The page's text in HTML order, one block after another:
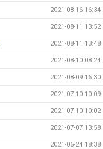
2021-08-16 16:34
2021-08-11 13:52
2021-08-11 13:48
2021-08-10 08:24
2021-08-09 16:30
2021-07-10 10:09
2021-07-10 10:02
2021-07-07 13:58
2021-06-24 18:38